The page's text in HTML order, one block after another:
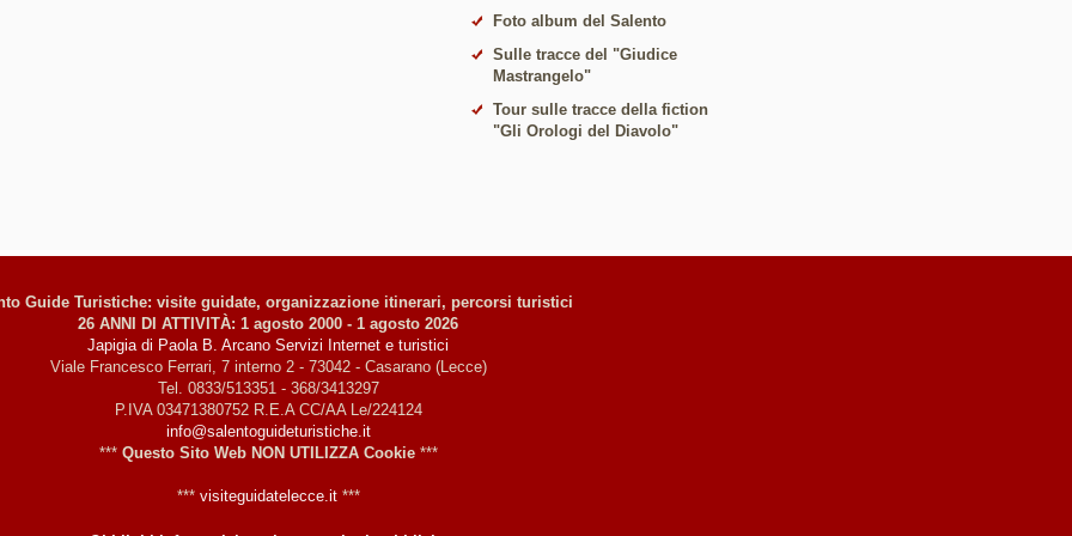
Foto album del Salento
Sulle tracce del "Giudice
Mastrangelo"
Tour sulle tracce della fiction
"Gli Orologi del Diavolo"
Guide Turistiche: visite guidate, organizzazione itinerari, percorsi turistici
26 ANNI DI ATTIVITÀ: 1 agosto 2000 - 1 agosto 2026
Japigia di Paola B. Arcano Servizi Internet e turistici
Viale Francesco Ferrari, 7 interno 2 - 73042 - Casarano (Lecce)
Tel. 0833/513351 - 368/3413297
P.IVA 03471380752 R.E.A CC/AA Le/224124
info@salentoguideturistiche.it
*** Questo Sito Web NON UTILIZZA Cookie***
*** visiteguidatelecce.it***